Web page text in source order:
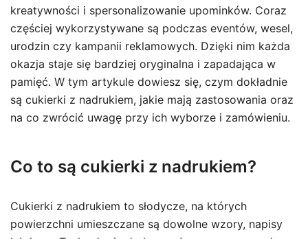
kreatywności i spersonalizowanie upominków. Coraz
częściej wykorzystywane są podczas eventów, wesel,
urodzin czy kampanii reklamowych. Dzięki nim każda
okazja staje się bardziej oryginalna i zapadająca w
pamięć. W tym artykule dowiesz się, czym dokładnie
są cukierki z nadrukiem, jakie mają zastosowania oraz
na co zwrócić uwagę przy ich wyborze i zamówieniu.
Co to są cukierki z nadrukiem?
Cukierki z nadrukiem to słodycze, na których
powierzchni umieszczane są dowolne wzory, napisy